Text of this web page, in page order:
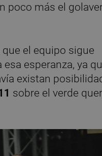
poco más el
que el equipo sigue
esperanza, ya
existan
sobre el verde